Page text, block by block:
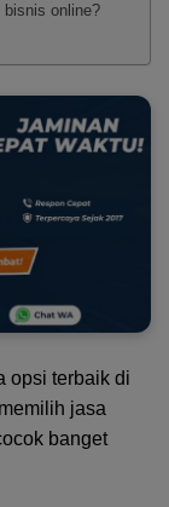
bisnis online?
opsi terbaik di
jasa
banget